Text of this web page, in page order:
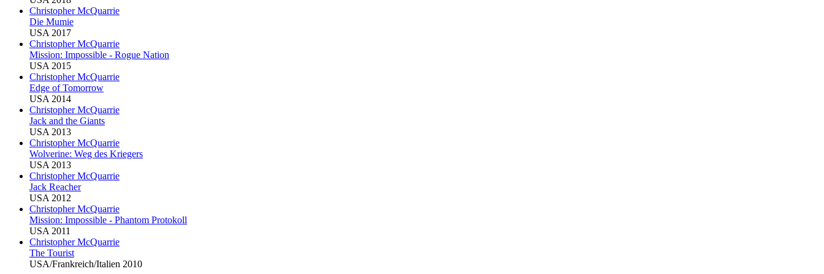
Christopher McQuarrie
Die Mumie
USA 2017
Christopher McQuarrie
Mission: Impossible - Rogue Nation
USA 2015
Christopher McQuarrie
Edge of Tomorrow
USA 2014
Christopher McQuarrie
Jack and the Giants
USA 2013
Christopher McQuarrie
Wolverine: Weg des Kriegers
USA 2013
Christopher McQuarrie
Jack Reacher
USA 2012
Christopher McQuarrie
Mission: Impossible - Phantom Protokoll
USA 2011
Christopher McQuarrie
The Tourist
USA/Frankreich/Italien 2010